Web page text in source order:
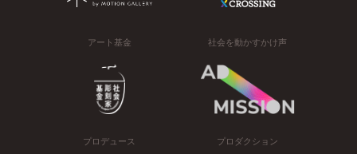
アート基金 社会を動かすかけ声
プロデュース プロダクション